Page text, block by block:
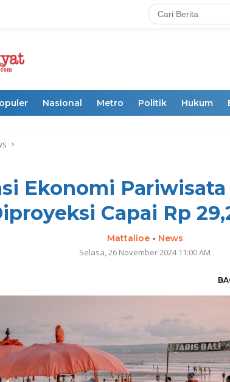
Nasional Metro Politik Hukum
Ekonomi Pariwisata
Capai Rp
Mattalioe- News
Selasa, 26 November 2024 11:00 AM